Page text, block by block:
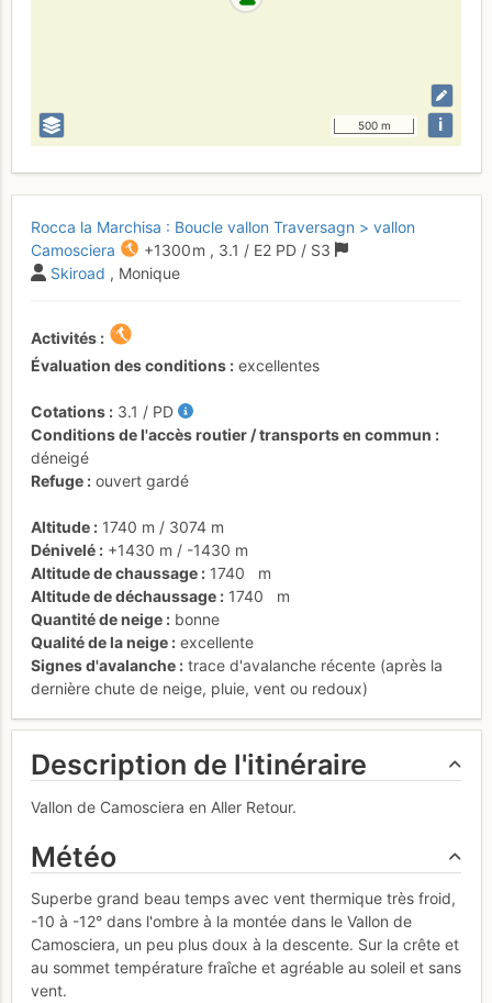
500 m i
Rocca la Marchisa : Boucle vallon Traversagn > vallon
Camosciera
+1300 m , 3.1 / E2 PD / S3
Skiroad , Monique
Activités
Évaluation des conditions
excellentes
Cotations 3.1 / PD
Conditions de l'accès routier / transports en commun
déneigé
Refuge
ouvert gardé
Altitude 1740 m / 3074 m
Dénivelé
+1430 m / -1430 m
Altitude de chaussage
1740
m
Altitude de déchaussage
1740
m
Quantité de neige
bonne
Qualité de la neige
excellente
Signes d'avalanche
trace d'avalanche récente (après la
dernière chute de neige, pluie, vent ou redoux)
Description de l'itinéraire
Vallon de Camosciera en Aller Retour.
Météo
Superbe grand beau temps avec vent thermique très froid,
-10 à -12° dans l'ombre à la montée dans le Vallon de
Camosciera, un peu plus doux à la descente. Sur la crête et
au sommet température fraîche et agréable au soleil et sans
vent.